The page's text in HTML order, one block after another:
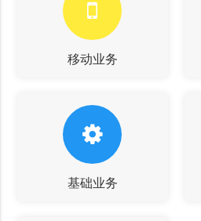
移动业务
基础业务